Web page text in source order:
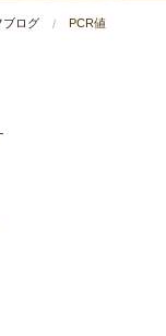
ブログ PCR値